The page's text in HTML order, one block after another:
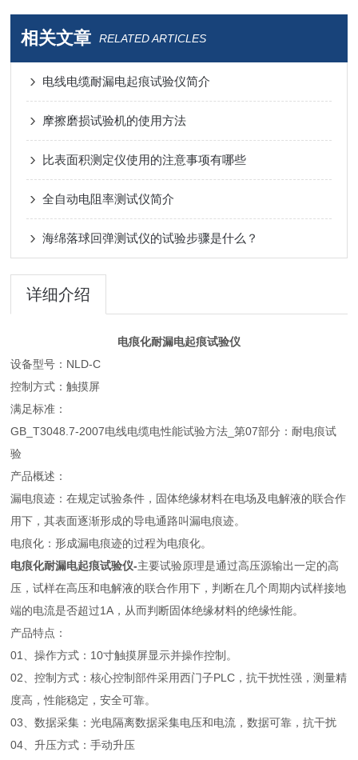
相关文章 RELATED ARTICLES
电线电缆耐漏电起痕试验仪简介
摩擦磨损试验机的使用方法
比表面积测定仪使用的注意事项有哪些
全自动电阻率测试仪简介
海绵落球回弹测试仪的试验步骤是什么？
详细介绍
电痕化耐漏电起痕试验仪
设备型号：NLD-C
控制方式：触摸屏
满足标准：
GB_T3048.7-2007电线电缆电性能试验方法_第07部分：耐电痕试
验
产品概述：
漏电痕迹：在规定试验条件，固体绝缘材料在电场及电解液的联合作
用下，其表面逐渐形成的导电通路叫漏电痕迹。
电痕化：形成漏电痕迹的过程为电痕化。
电痕化耐漏电起痕试验仪-主要试验原理是通过高压源输出一定的高
压，试样在高压和电解液的联合作用下，判断在几个周期内试样接地
端的电流是否超过1A，从而判断固体绝缘材料的绝缘性能。
产品特点：
01、操作方式：10寸触摸屏显示并操作控制。
02、控制方式：核心控制部件采用西门子PLC，抗干扰性强，测量精
度高，性能稳定，安全可靠。
03、数据采集：光电隔离数据采集电压和电流，数据可靠，抗干扰
04、升压方式：手动升压